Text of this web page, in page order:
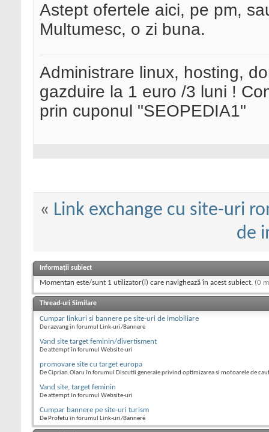
Astept ofertele aici, pe pm,
Multumesc, o zi buna.
Administrare linux, hosting,
gazduire la 1 euro /3 luni !
prin cuponul "SEOPEDIA1"
« Link exchange cu site-uri
de
Informații subiect
Momentan este/sunt 1 utilizator(i) care navighează în acest subiect. (0
Thread-uri Similare
Cumpar linkuri si bannere pe site-uri de imobiliare
De razvang în forumul Link-uri/Bannere
Vand site target feminin/divertisment
De attempt în forumul Website-uri
promovare site cu target europa
De Ciprian.Olaru în forumul Discutii generale privind optimizarea si motoarele de
Vand site, target feminin
De attempt în forumul Website-uri
Cumpar bannere pe site-uri turism
De Profetu în forumul Link-uri/Bannere